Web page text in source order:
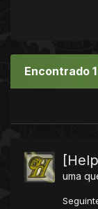
Encontrado
uma